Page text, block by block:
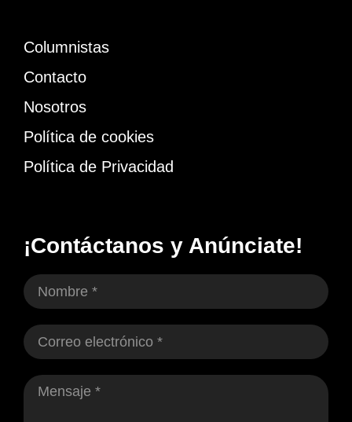
Columnistas
Contacto
Nosotros
Política de cookies
Política de Privacidad
¡Contáctanos y Anúnciate!